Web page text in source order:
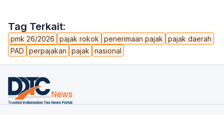
Tag Terkait:
pmk 26/2026 pajak rokok penerimaan pajak
pajak daerah
PAD
perpajakan pajak nasional